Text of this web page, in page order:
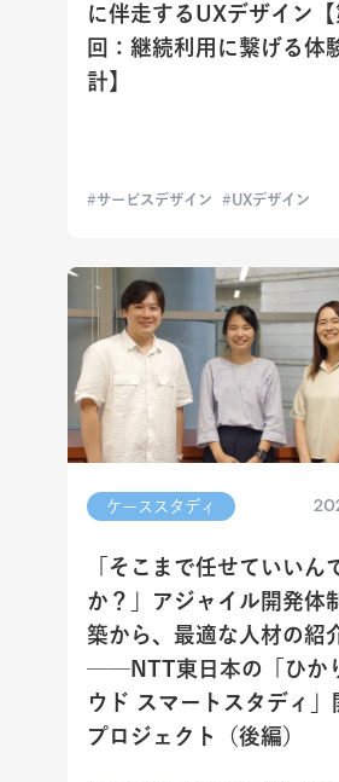
に伴走するUXデザイン【
回：継続利用に繋げる体
計】
サービスデザイン UXデザイン
ケーススタディ
「そこまで任せていいん
か？」アジャイル開発体
築から、最適な人材の紹
──NTT東日本の「ひか
ウド スマートスタディ」
プロジェクト（後編）